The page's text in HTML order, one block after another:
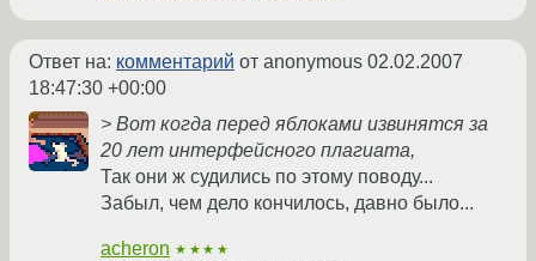
Ответ на: комментарий от anonymous 02.02.2007
18:47:30 +00:00
> Вот когда перед яблоками извинятся за
20 лет интерфейсного плагиата,
Так они ж судились по этому поводу...
Забыл, чем дело кончилось, давно было...
acheron ★★★★